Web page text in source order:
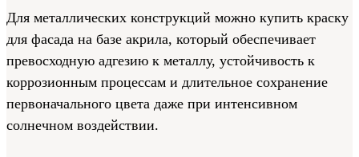
Для металлических конструкций можно купить краску
для фасада на базе акрила, который обеспечивает
превосходную адгезию к металлу, устойчивость к
коррозионным процессам и длительное сохранение
первоначального цвета даже при интенсивном
солнечном воздействии.